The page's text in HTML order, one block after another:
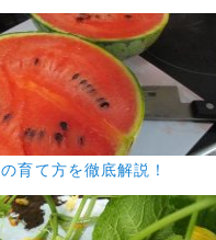
育て方を徹底解説！